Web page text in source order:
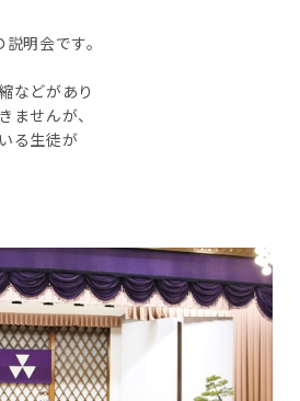
明会です。
などがあり
ませんが、
る生徒が